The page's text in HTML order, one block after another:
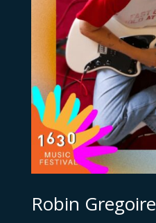
Robin Gregoire